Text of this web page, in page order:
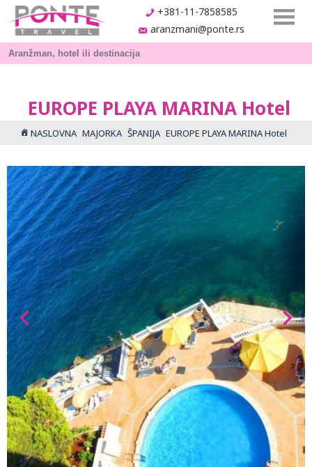
+381-11-7858585
aranzmani@ponte.rs
EUROPE PLAYA MARINA Hotel
NASLOVNA MAJORKA ŠPANIJA EUROPE PLAYA MARINA Hotel